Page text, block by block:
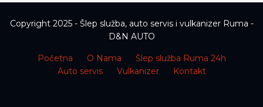
Copyright 2025 - Šlep služba, auto servis i vulkanizer Ruma -
D&N AUTO
Početna O Nama
Šlep služba Ruma 24h
Auto servis
Vulkanizer Kontakt